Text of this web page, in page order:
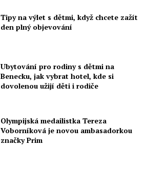
Tipy na výlet s dětmi, když chcete zažít
den plný objevování
Ubytování pro rodiny s dětmi na
Benecku, jak vybrat hotel, kde si
dovolenou užijí děti i rodiče
Olympijská medailistka Tereza
Voborníková je novou ambasadorkou
značky Prim